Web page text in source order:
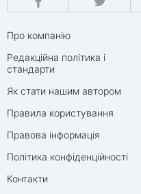
Про компанію
Редакційна політика і
стандарти
Як стати нашим автором
Правила користування
Правова інформація
Політика конфіденційності
Контакти